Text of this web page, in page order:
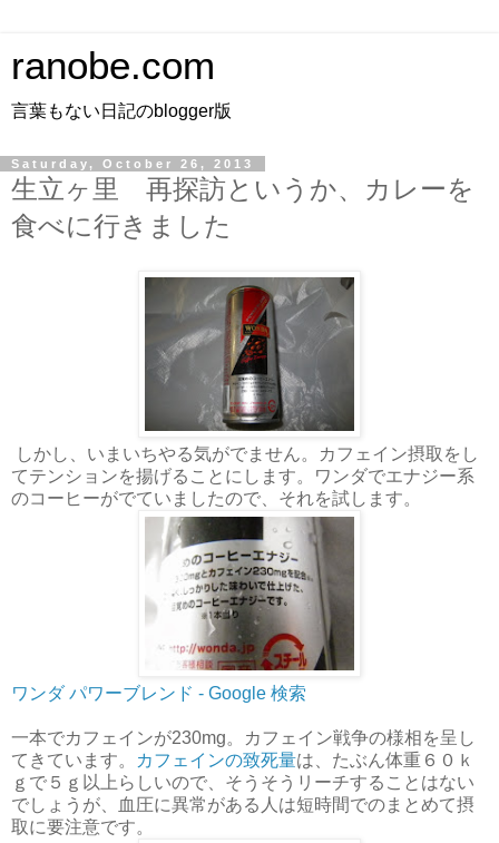
ranobe.com
言葉もない日記のblogger版
Saturday, October 26, 2013
生立ヶ里 再探訪というか、カレーを
食べに行きました
しかし、いまいちやる気がでません。カフェイン摂取をし
てテンションを揚げることにします。ワンダでエナジー系
のコーヒーがでていましたので、それを試します。
ワンダ パワーブレンド - Google 検索
一本でカフェインが230mg。カフェイン戦争の様相を呈し
てきています。
カフェインの致死量は、たぶん体重６０ｋ
ｇで５ｇ以上らしいので、そうそうリーチすることはない
でしょうが、血圧に異常がある人は短時間でのまとめて摂
取に要注意です。